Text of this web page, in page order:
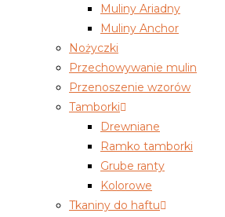
Muliny Ariadny
Muliny Anchor
Nożyczki
Przechowywanie mulin
Przenoszenie wzorów
Tamborki
Drewniane
Ramko tamborki
Grube ranty
Kolorowe
Tkaniny do haftu